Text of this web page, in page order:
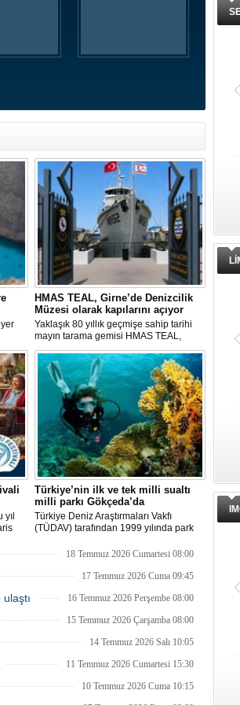
yer
HMAS TEAL, Girne’de Denizcilik
Müzesi olarak kapılarını açıyor
Yaklaşık 80 yıllık geçmişe sahip tarihi
mayın tarama gemisi HMAS TEAL,
Girne Ticaret Limanı'nda oluşturulan
Denizcilik Müzesi ile yeni bir işlev
kazanıyor. Müze, 1 Ağustos'ta
ziyaretçilere kapılarını açacak.
Türkiye’nin ilk ve tek milli sualtı
milli parkı Gökçeda’da
Türkiye Deniz Araştırmaları Vakfı
(TÜDAV) tarafından 1999 yılında park
adanın kuzeydoğusunda, Kaleköy ve
1 deniz mili uzunluğunda, denizden 200
18 Temmuz 2026 Cumartesi 08:00
17 Temmuz 2026 Cuma 09:45
16 Temmuz 2026 Perşembe 08:00
15 Temmuz 2026 Çarşamba 08:00
14 Temmuz 2026 Salı 10:05
11 Temmuz 2026 Cumartesi 15:30
10 Temmuz 2026 Cuma 10:15